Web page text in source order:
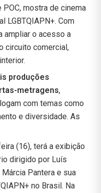
POC, mostra de cinema
LGBTQIAPN+. Com
ampliar o acesso a
circuito comercial,
produções
metragens,
com temas como
e diversidade. As
(16), terá a exibição
dirigido por Luís
Pantera e sua
no Brasil. Na